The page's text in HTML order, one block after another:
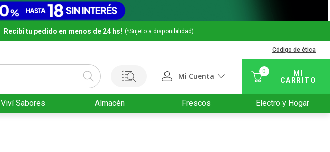
Recibí tu pedido en menos de 24 hs! (*Sujeto a disponibilidad)
Código de ética
Mi Cuenta
0
Viví Sabores Almacén Frescos Electro y Hogar